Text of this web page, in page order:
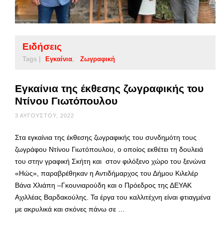
Ειδήσεις
Tags | Εγκαίνια Ζωγραφική
Εγκαίνια της έκθεσης ζωγραφικής του
Ντίνου Γιωτόπουλου
3 ΑΥΓΟΎΣΤΟΥ, 2022
Στα εγκαίνια της έκθεσης ζωγραφικής του συνδημότη τους
ζωγράφου Ντίνου Γιωτόπουλου, ο οποίος εκθέτει τη δουλειά
του στην γραφική Σκήτη και στον φιλόξενο χώρο του ξενώνα
«Ηώς», παραβρέθηκαν η Αντιδήμαρχος του Δήμου Κιλελέρ
Βάνα Χλιάπη –Γκουνιαρούδη και ο Πρόεδρος της ΔΕΥΑΚ
Αχιλλέας Βαρδακούλης. Τα έργα του καλλιτέχνη είναι φτιαγμένα
με ακρυλικά και σκόνες πάνω σε …